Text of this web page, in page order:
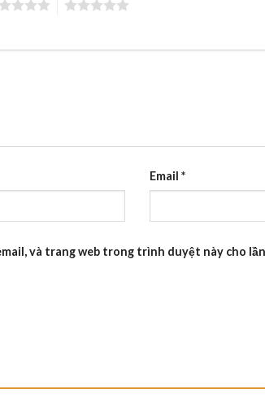
Email *
và trang web trong trình duyệt này cho